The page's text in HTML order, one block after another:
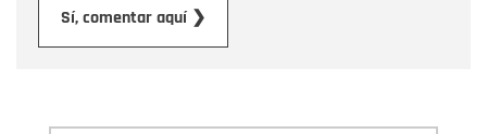
Sí, comentar aquí ❯